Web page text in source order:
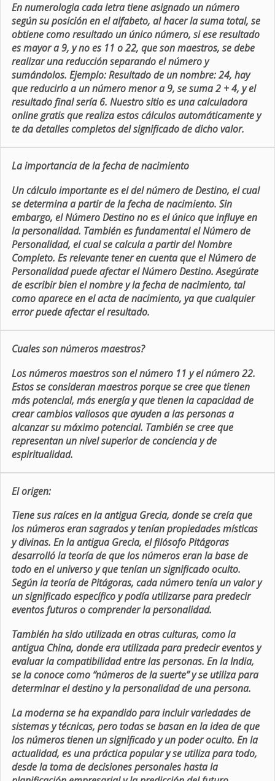
En numerologia cada letra tiene asignado un número
según su posición en el alfabeto, al hacer la suma total, se
obtiene como resultado un único número, si ese resultado
es mayor a 9, y no es 11 o 22, que son maestros, se debe
realizar una reducción separando el número y
sumándolos. Ejemplo: Resultado de un nombre: 24, hay
que reducirlo a un número menor a 9, se suma 2 + 4, y el
resultado final sería 6. Nuestro sitio es una calculadora
online gratis que realiza estos cálculos automáticamente y
te da detalles completos del significado de dicho valor.
La importancia de la fecha de nacimiento
Un cálculo importante es el del número de Destino, el cual
se determina a partir de la fecha de nacimiento. Sin
embargo, el Número Destino no es el único que influye en
la personalidad. También es fundamental el Número de
Personalidad, el cual se calcula a partir del Nombre
Completo. Es relevante tener en cuenta que el Número de
Personalidad puede afectar el Número Destino. Asegúrate
de escribir bien el nombre y la fecha de nacimiento, tal
como aparece en el acta de nacimiento, ya que cualquier
error puede afectar el resultado.
Cuales son números maestros?
Los números maestros son el número 11 y el número 22.
Estos se consideran maestros porque se cree que tienen
más potencial, más energía y que tienen la capacidad de
crear cambios valiosos que ayuden a las personas a
alcanzar su máximo potencial. También se cree que
representan un nivel superior de conciencia y de
espiritualidad.
El origen:
Tiene sus raíces en la antigua Grecia, donde se creía que
los números eran sagrados y tenían propiedades místicas
y divinas. En la antigua Grecia, el filósofo Pitágoras
desarrolló la teoría de que los números eran la base de
todo en el universo y que tenían un significado oculto.
Según la teoría de Pitágoras, cada número tenía un valor y
un significado específico y podía utilizarse para predecir
eventos futuros o comprender la personalidad.
También ha sido utilizada en otras culturas, como la
antigua China, donde era utilizada para predecir eventos y
evaluar la compatibilidad entre las personas. En la India,
se la conoce como “números de la suerte” y se utiliza para
determinar el destino y la personalidad de una persona.
La moderna se ha expandido para incluir variedades de
sistemas y técnicas, pero todas se basan en la idea de que
los números tienen un significado y un poder oculto. En la
actualidad, es una práctica popular y se utiliza para todo,
desde la toma de decisiones personales hasta la